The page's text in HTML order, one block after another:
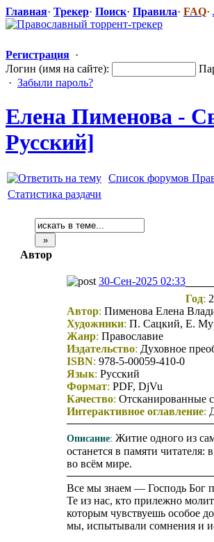
Главная· Трекер· Поиск· Правила· FAQ·
Регистрация ·
Логин (имя на сайте):
· Забыли пароль?
Елена Пименова -
Русский]
Список форумов
Статистика раздачи
Автор
30-Сен-2025 02:33
Год:
Автор: Пименова Елена
Художники: П. Сацкий, Е.
Жанр: Православие
Издательство: Духовное
ISBN: 978-5-00059-410-0
Язык: Русский
Формат: PDF, DjVu
Качество: Отсканированные
Интерактивное оглавление:
Описание: Житие одного из
останется в памяти
во всём мире.
Все мы знаем — Господь Бог
Те из нас, кто прилежно
которым чувствуешь особое
мы, испытывали сомнения и